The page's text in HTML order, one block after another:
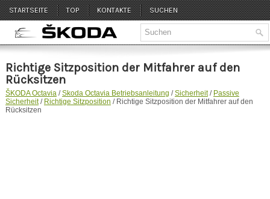
STARTSEITE TOP KONTAKTE SUCHEN
Richtige Sitzposition der Mitfahrer auf den
Rücksitzen
ŠKODA Octavia/Skoda Octavia Betriebsanleitung /Sicherheit/ Passive
Sicherheit/ Richtige Sitzposition / Richtige Sitzposition der Mitfahrer auf den
Rücksitzen